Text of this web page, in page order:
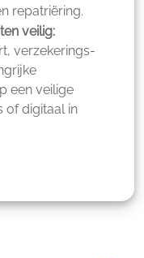
repatriëring.
veilig:
verzekerings-
een veilige
of digitaal in